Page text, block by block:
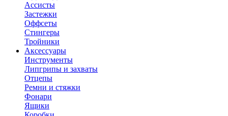
Ассисты
Застежки
Оффсеты
Стингеры
Тройники
Аксессуары
Инструменты
Липгрипы и захваты
Отцепы
Ремни и стяжки
Фонари
Ящики